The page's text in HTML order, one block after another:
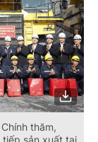
thăm,
sản xuất tại